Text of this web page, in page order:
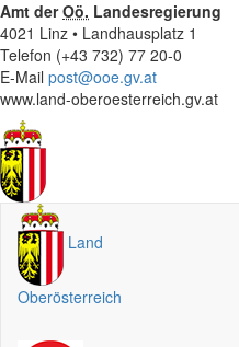
Amt derOö. Landesregierung
4021 Linz • Landhausplatz 1
Telefon (+43 732) 77 20-0
E-Mail post@ooe.gv.at
www.land-oberoesterreich.gv.at
Land
Oberösterreich